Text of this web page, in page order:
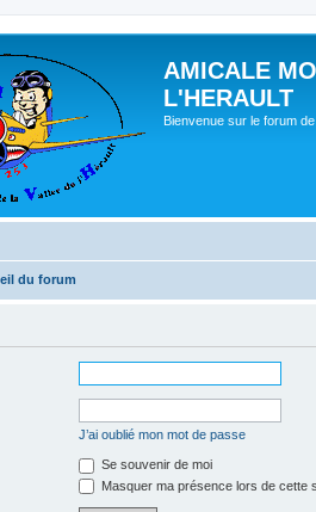
AMICALE
L'HERAULT
Bienvenue sur le forum
du forum
J’ai oublié mon mot de passe
Se souvenir de moi
Masquer ma présence lors de cette